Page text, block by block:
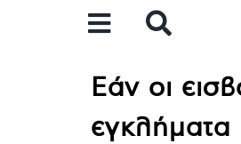
Εάν οι